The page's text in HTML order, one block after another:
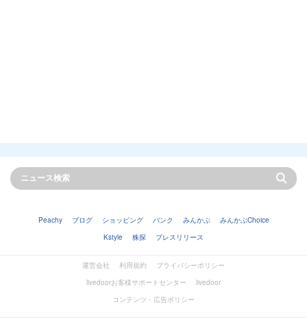
Peachy ブログ ショッピング バンク みんかぶ
みんかぶChoice
Kstyle
株探 プレスリリース
運営会社 利用規約
プライバシーポリシー
livedoorお客様サポートセンター
livedoor
コンテンツ・広告ポリシー